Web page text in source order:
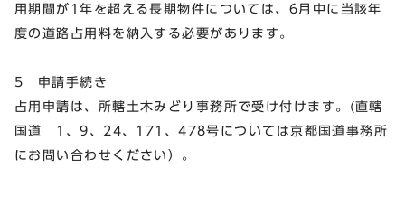
用期間が1年を超える長期物件については、6月中に当該年
度の道路占用料を納入する必要があります。
5 申請手続き
占用申請は、所轄土木みどり事務所で受け付けます。(直轄
国道 1、9、24、171、478号については京都国道事務所
にお問い合わせください）。